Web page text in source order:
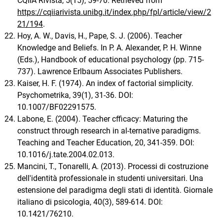
https://cqiiarivista.unibg.it/index.php/fpl/article/view/2
21/194.
Hoy, A. W., Davis, H., Pape, S. J. (2006). Teacher
Knowledge and Beliefs. In P. A. Alexander, P. H. Winne
(Eds.), Handbook of educational psychology (pp. 715-
737). Lawrence Erlbaum Associates Publishers.
Kaiser, H. F. (1974). An index of factorial simplicity.
Psychometrika, 39(1), 31-36. DOI:
10.1007/BF02291575.
Labone, E. (2004). Teacher cfficacy: Maturing the
construct through research in al-ternative paradigms.
Teaching and Teacher Education, 20, 341-359. DOI:
10.1016/j.tate.2004.02.013.
Mancini, T., Tonarelli, A. (2013). Processi di costruzione
dell'identità professionale in studenti universitari. Una
estensione del paradigma degli stati di identità. Giornale
italiano di psicologia, 40(3), 589-614. DOI:
10.1421/76210.